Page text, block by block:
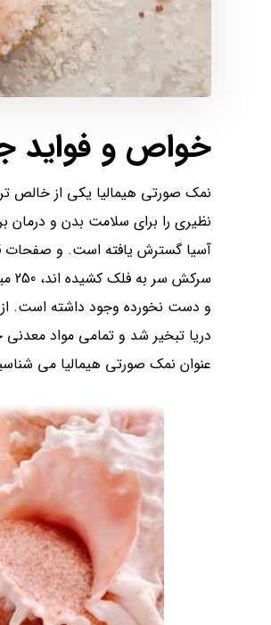
خواص و فواید
نمک صورتی هیمالیا یکی از خالص
آسیا گسترش یافته است. و صفحات
و دست نخورده وجود داشته است. از
دریا تبخیر شد و تمامی مواد معدنی
عنوان نمک صورتی هیمالیا می